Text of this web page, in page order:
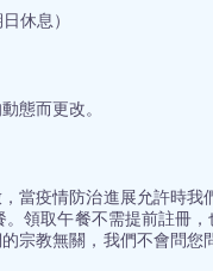
休息）
態而更改。
當疫情防治進展允許時我
領取午餐不需提前註冊
宗教無關，我們不會問您